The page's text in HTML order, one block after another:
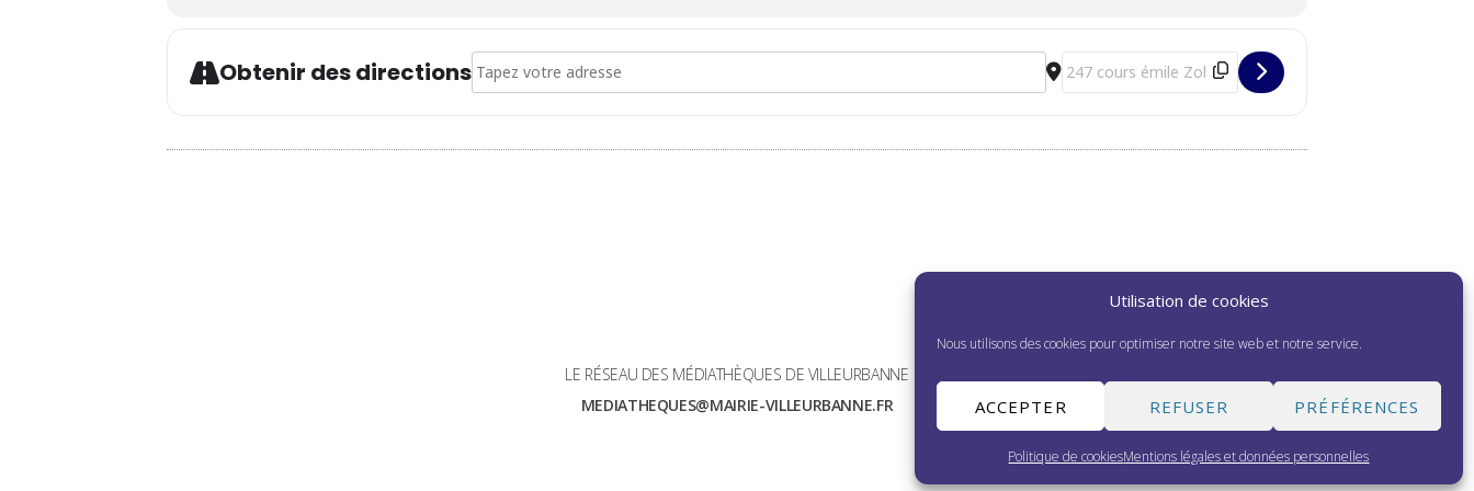
Utilisation de cookies
Nous utilisons des cookies pour optimiser notre site web et notre service.
ACCEPTER REFUSER PRÉFÉRENCES
Politique de cookiesMentions légales et données personnelles
Obtenir des directions Address - Festival Lumière : ciné-conférence sur Joel et Ethan Coen Prix Lumière 2026 [CkAsOsgVt]Destination Address - Festival Lumière : ciné-
LE RÉSEAU DES MÉDIATHÈQUES DE VILLEURBANNE
MEDIATHEQUES@MAIRIE-VILLEURBANNE.FR